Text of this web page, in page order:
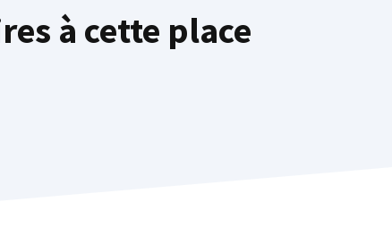
à cette place